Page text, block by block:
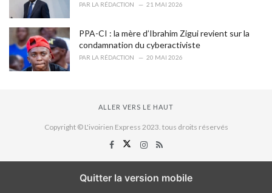
PAR LA RÉDACTION 21 MAI 2026
PPA-CI : la mère d’Ibrahim Zigui revient sur la
condamnation du cyberactiviste
PAR LA RÉDACTION 20 MAI 2026
ALLER VERS LE HAUT
Copyright © L'ivoirien Express 2023. tous droits réservés
Quitter la version mobile